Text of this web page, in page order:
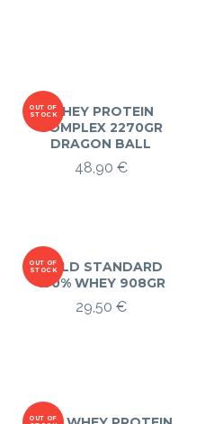
OUT OF
STOCKWHEY PROTEIN
COMPLEX 2270GR
DRAGON BALL
48,90 €
OUT OF
STOCK
GOLD STANDARD
100% WHEY 908GR
29,50 €
OUT OF